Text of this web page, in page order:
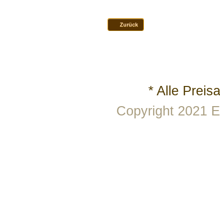
Zurück
* Alle
Copyright 2021